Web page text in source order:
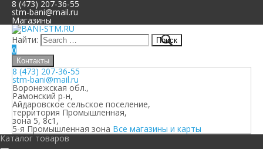
8 (473) 207-36-55
stm-bani@mail.ru
Магазины
Найти:
0
Контакты
8 (473) 207-36-55
stm-bani@mail.ru
Воронежская обл.,
Рамонский р-н,
Айдаровское сельское поселение,
территория Промышленная,
зона 5, 8с1,
5-я Промышленная зона Все магазины и карты
Каталог товаров